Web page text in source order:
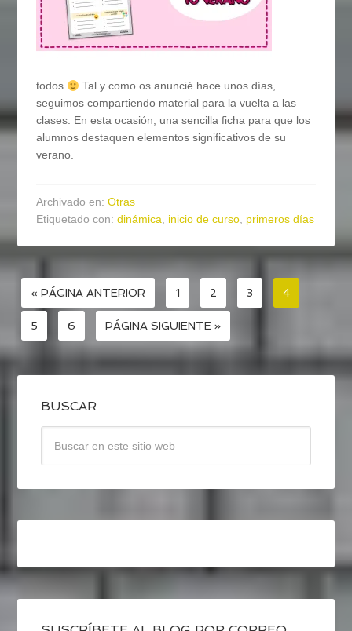
todos
Tal y como os anuncié hace unos días,
seguimos compartiendo material para la vuelta a las
clases. En esta ocasión, una sencilla ficha para que los
alumnos destaquen elementos significativos de su
verano.
Archivado en:Otras
Etiquetado con:dinámica, inicio de curso, primeros días
« PÁGINA ANTERIOR 1 2 3 4
5 6 PÁGINA SIGUIENTE »
BUSCAR